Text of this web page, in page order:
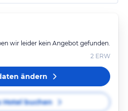
wir leider kein Angebot gefunden.
2 ERW
ändern
Hotel buchen